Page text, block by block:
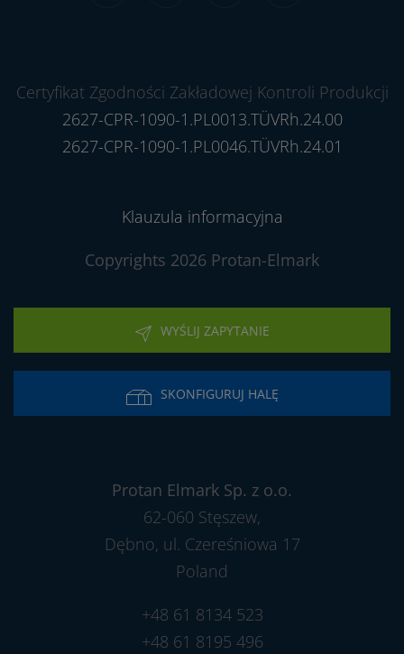
Certyfikat Zgodności Zakładowej Kontroli Produkcji
2627-CPR-1090-1.PL0013.TÜVRh.24.00
2627-CPR-1090-1.PL0046.TÜVRh.24.01
Klauzula informacyjna
Copyrights 2026 Protan-Elmark
WYŚLIJ ZAPYTANIE
SKONFIGURUJ HALĘ
Protan Elmark Sp. z o.o.
62-060 Stęszew,
Dębno, ul. Czereśniowa 17
Poland
+48 61 8134 523
+48 61 8195 496